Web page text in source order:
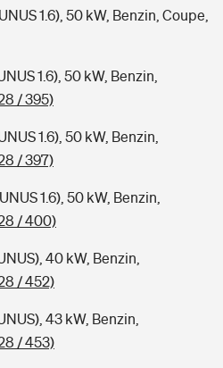
1.6), 50 kW, Benzin, Coupe,
1.6), 50 kW, Benzin,
/ 395)
1.6), 50 kW, Benzin,
/ 397)
1.6), 50 kW, Benzin,
/ 400)
40 kW, Benzin,
/ 452)
43 kW, Benzin,
/ 453)